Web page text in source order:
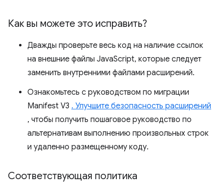
Как вы можете это исправить?
Дважды проверьте весь код на наличие ссылок
на внешние файлы JavaScript, которые следует
заменить внутренними файлами расширений.
Ознакомьтесь с руководством по миграции
Manifest V3 . Улучшите безопасность расширений
, чтобы получить пошаговое руководство по
альтернативам выполнению произвольных строк
и удаленно размещенному коду.
Соответствующая политика